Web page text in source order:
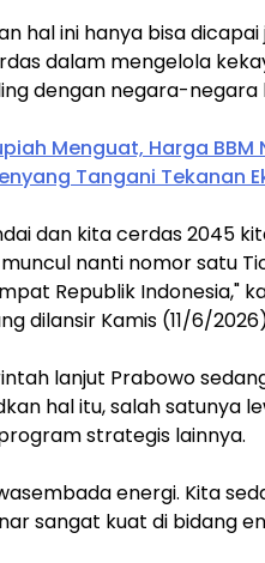
hal ini hanya bisa
dalam mengelola
dengan negara-negara
Menguat, Harga BBM
Tangani Tekanan
dan kita cerdas 2045
nanti nomor satu
Republik Indonesia,"
dilansir Kamis (11/6/
lanjut Prabowo
hal itu, salah satunya
strategis lainnya.
energi. Kita
sangat kuat di bidang